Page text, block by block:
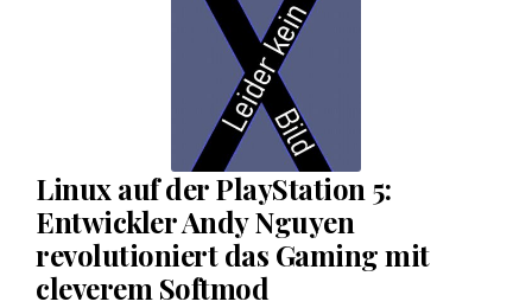
Linux auf der PlayStation 5:
Entwickler Andy Nguyen
revolutioniert das Gaming mit
cleverem Softmod